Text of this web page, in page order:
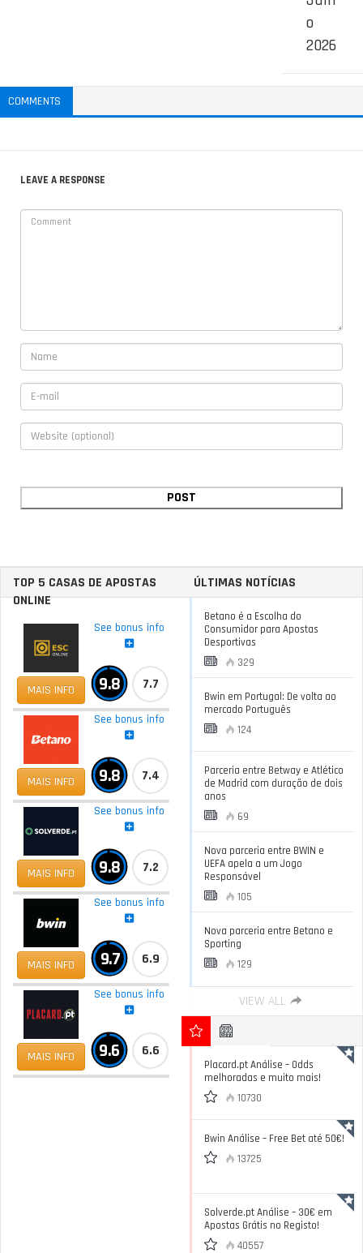
o
2026
COMMENTS
LEAVE A RESPONSE
TOP 5 CASAS DE APOSTAS
ONLINE
MAIS INFO
See bonus info
9.8 7.7
MAIS INFO
See bonus info
9.8 7.4
MAIS INFO
See bonus info
9.8 7.2
MAIS INFO
See bonus info
9.7 6.9
MAIS INFO
See bonus info
9.6 6.6
ÚLTIMAS NOTÍCIAS
Betano é a Escolha do
Consumidor para Apostas
Desportivas
329
Bwin em Portugal: De volta ao
mercado Português
124
Parceria entre Betway e Atlético
de Madrid com duração de dois
anos
69
Nova parceria entre BWIN e
UEFA apela a um Jogo
Responsável
105
Nova parceria entre Betano e
Sporting
129
VIEW ALL
Placard.pt Análise – Odds
melhoradas e muito mais!
10730
Bwin Análise – Free Bet até 50€!
13725
Solverde.pt Análise – 30€ em
Apostas Grátis no Registo!
40557